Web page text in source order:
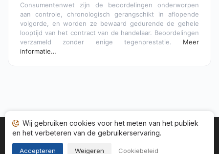
Consumentenwet zijn de beoordelingen onderworpen
aan controle, chronologisch gerangschikt in aflopende
volgorde, en worden ze bewaard gedurende de gehele
looptijd van het contract van de handelaar. Beoordelingen
verzameld zonder enige tegenprestatie. Meer
informatie…
Startpagina Status adviezen
Categorieën
Algemene
Wij gebruiken cookies voor het meten van het publiek
en het verbeteren van de gebruikerservaring.
Accepteren Weigeren Cookiebeleid